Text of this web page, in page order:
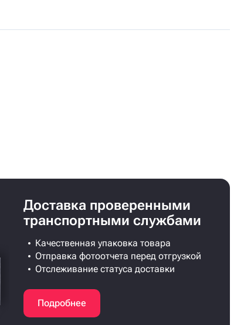
Доставка проверенными
транспортными службами
Качественная упаковка товара
Отправка фотоотчета перед отгрузкой
Отслеживание статуса доставки
Подробнее